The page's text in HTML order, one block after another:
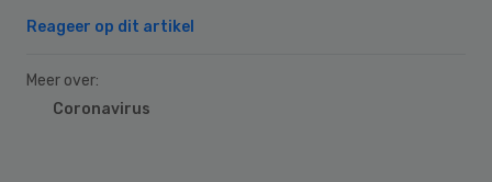
Reageer op dit artikel
Meer over:
Coronavirus